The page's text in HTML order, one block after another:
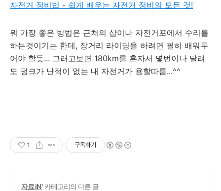
자전거 정비법 - 쉽게 배우는 자전거 정비의 모든 것!
뭐 가장 좋은 방법은 근처의 샵이나 자전거포에서 수리를
하는것이기는 한데, 장거리 라이딩을 하려면 필히 배워두
어야 할듯... 그러고보면 180km를 혼자서 몇번이나 달려
도 펑크가 난적이 없는 내 자전거가 용할따름...^^
1 구독하기
'자료 iN' 카테고리의 다른 글